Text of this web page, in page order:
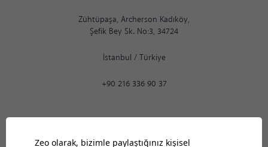
Zühtüpaşa, Archerson Kadıköy,
Şefik Bey Sk. No:3, 34724
İstanbul / Türkiye
+90 216 336 90 37
Ankara